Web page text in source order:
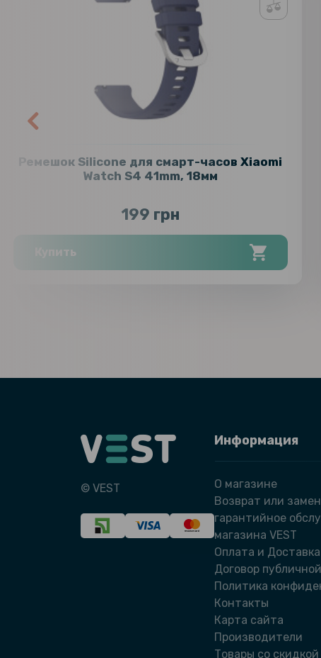
Ремешок Silicone для смарт-часов Xiaomi
Watch S4 41mm, 18мм
199 грн
Купить
© VEST
Информация
О магазине
Возврат или
гарантийное
магазина VEST
Оплата и Доставка
Договор
Политика
Контакты
Карта сайта
Производители
Товары со скидкой